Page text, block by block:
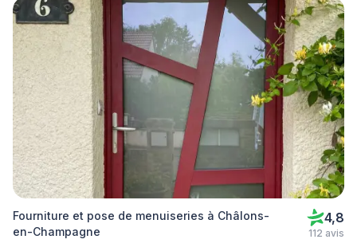
Fourniture et pose de menuiseries à Châlons-
en-Champagne
4,8
112 avis